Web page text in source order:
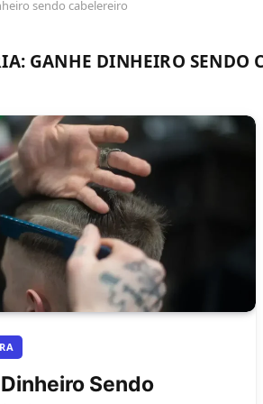
sendo cabelereiro
GANHE DINHEIRO SENDO
Sendo